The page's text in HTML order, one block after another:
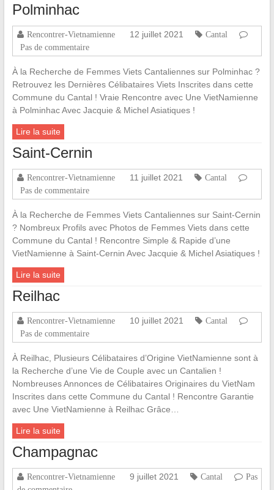
Polminhac
Rencontrer-Vietnamienne 12 juillet 2021
Cantal
Pas de commentaire
À la Recherche de Femmes Viets Cantaliennes sur Polminhac ?
Retrouvez les Dernières Célibataires Viets Inscrites dans cette
Commune du Cantal ! Vraie Rencontre avec Une VietNamienne
à Polminhac Avec Jacquie & Michel Asiatiques !
Lire la suite
Saint-Cernin
Rencontrer-Vietnamienne 11 juillet 2021
Cantal
Pas de commentaire
À la Recherche de Femmes Viets Cantaliennes sur Saint-Cernin
? Nombreux Profils avec Photos de Femmes Viets dans cette
Commune du Cantal ! Rencontre Simple & Rapide d’une
VietNamienne à Saint-Cernin Avec Jacquie & Michel Asiatiques !
Lire la suite
Reilhac
Rencontrer-Vietnamienne 10 juillet 2021
Cantal
Pas de commentaire
À Reilhac, Plusieurs Célibataires d’Origine VietNamienne sont à
la Recherche d’une Vie de Couple avec un Cantalien !
Nombreuses Annonces de Célibataires Originaires du VietNam
Inscrites dans cette Commune du Cantal ! Rencontre Garantie
avec Une VietNamienne à Reilhac Grâce…
Lire la suite
Champagnac
Rencontrer-Vietnamienne 9 juillet 2021 Cantal
Pas